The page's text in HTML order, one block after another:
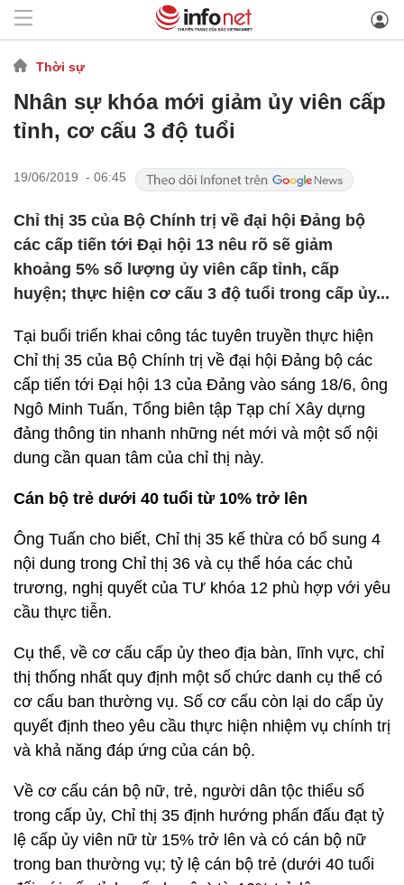
Thời sự
Nhân sự khóa mới giảm ủy viên cấp
tỉnh, cơ cấu 3 độ tuổi
19/06/2019 - 06:45
Chỉ thị 35 của Bộ Chính trị về đại hội Đảng bộ
các cấp tiến tới Đại hội 13 nêu rõ sẽ giảm
khoảng 5% số lượng ủy viên cấp tỉnh, cấp
huyện; thực hiện cơ cấu 3 độ tuổi trong cấp ủy...
Tại buổi triển khai công tác tuyên truyền thực hiện
Chỉ thị 35 của Bộ Chính trị về đại hội Đảng bộ các
cấp tiến tới Đại hội 13 của Đảng vào sáng 18/6, ông
Ngô Minh Tuấn, Tổng biên tập Tạp chí Xây dựng
đảng thông tin nhanh những nét mới và một số nội
dung cần quan tâm của chỉ thị này.
Cán bộ trẻ dưới 40 tuổi từ 10% trở lên
Ông Tuấn cho biết, Chỉ thị 35 kế thừa có bổ sung 4
nội dung trong Chỉ thị 36 và cụ thể hóa các chủ
trương, nghị quyết của TƯ khóa 12 phù hợp với yêu
cầu thực tiễn.
Cụ thể, về cơ cấu cấp ủy theo địa bàn, lĩnh vực, chỉ
thị thống nhất quy định một số chức danh cụ thể có
cơ cấu ban thường vụ. Số cơ cấu còn lại do cấp ủy
quyết định theo yêu cầu thực hiện nhiệm vụ chính trị
và khả năng đáp ứng của cán bộ.
Về cơ cấu cán bộ nữ, trẻ, người dân tộc thiểu số
trong cấp ủy, Chỉ thị 35 định hướng phấn đấu đạt tỷ
lệ cấp ủy viên nữ từ 15% trở lên và có cán bộ nữ
trong ban thường vụ; tỷ lệ cán bộ trẻ (dưới 40 tuổi